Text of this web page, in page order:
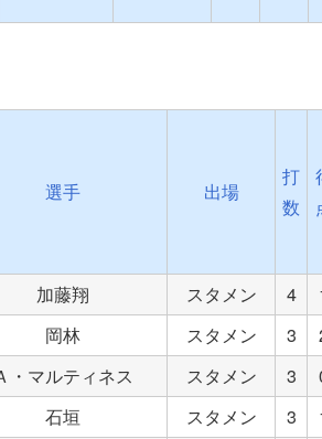
選手 出場
打
数
加藤翔 スタメン 4
岡林 スタメン 3
・マルティネス スタメン 3
石垣 スタメン 3